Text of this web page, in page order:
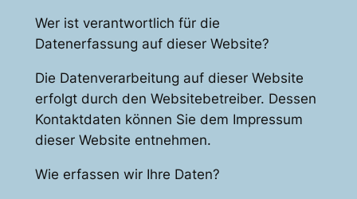
Wer ist verantwortlich für die
Datenerfassung auf dieser Website?
Die Datenverarbeitung auf dieser Website
erfolgt durch den Websitebetreiber. Dessen
Kontaktdaten können Sie dem Impressum
dieser Website entnehmen.
Wie erfassen wir Ihre Daten?